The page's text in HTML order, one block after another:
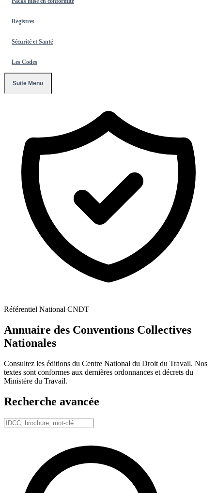
Registres
Sécurité et Santé
Les Codes
Suite Menu
Référentiel National CNDT
Annuaire des Conventions Collectives
Nationales
Consultez les éditions du Centre National du Droit du Travail. Nos
textes sont conformes aux dernières ordonnances et décrets du
Ministère du Travail.
Recherche avancée